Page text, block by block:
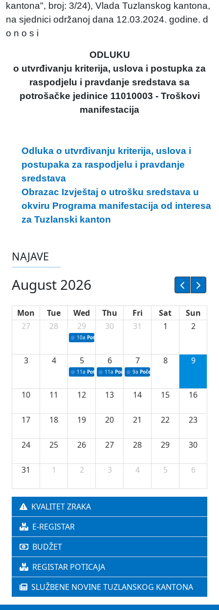
kantona", broj: 3/24), Vlada Tuzlanskog kantona,
na sjednici održanoj dana 12.03.2024. godine. d
o n o s i
ODLUKU
o utvrđivanju kriterija, uslova i postupka za
raspodjelu i pravdanje sredstava sa
potrošačke jedinice 11010003 - Troškovi
manifestacija
Odluka o utvrđivanju kriterija, uslova i
postupaka za raspodjelu i pravdanje
sredstava
Obrazac Izvještaj o utrošku sredstava u
okviru Programa manifestacija od interesa
za Tuzlanski kanton
NAJAVE
August 2026
Mon Tue Wed Thu Fri Sat
Sun
27
28 29
10a Potpisivanje ugovora sa neprofitnim
30 31 1 2
3 4 5
11a Potpisivanje ugovora o stipendijama za
6
11a Podrška razvoju vodne infrastrukture u
7
9a Početak izgradnje nove
8 9
10 11 12 13 14 15 16
17 18 19 20 21 22 23
24 25 26 27 28 29 30
31 1 2 3 4 5 6
KVALITET ZRAKA
E-REGISTAR
BUDŽET
REGISTAR POTICAJA
SLUŽBENE NOVINE TUZLANSKOG KANTONA